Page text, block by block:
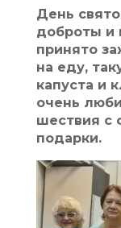
День
доброты и
принято
на еду,
капуста и
очень
шествия с
подарки.